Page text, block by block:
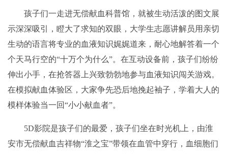
孩子们一走进无偿献血科普馆，就被生动活泼的图文展
示深深吸引，瞪大了求知的双眼，大学生志愿讲解员用亲切
生动的语言将专业的血液知识娓娓道来，耐心地解答着一个
个天马行空的“十万个为什么”。在互动设备前，孩子们纷纷
伸出小手，在抢答器上兴致勃勃地参与血液知识闯关游戏。
在模拟献血体验区，大家争先恐后地挽起袖子，学着大人的
模样体验当一回“小小献血者”。
5D影院是孩子们的最爱，孩子们坐在时光机上，由淮
安市无偿献血吉祥物“淮之宝”带领在血管中穿行，血细胞们